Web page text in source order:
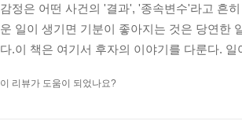
감정은 어떤 사건의 '결과', '종속변수'라고 흔
운 일이 생기면 기분이 좋아지는 것은 당연한
다.이 책은 여기서 후자의 이야기를 다룬다.
이 리뷰가 도움이 되었나요?